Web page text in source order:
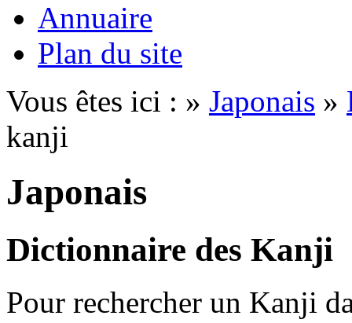
Annuaire
Plan du site
Vous êtes ici : » Japonais »
kanji
Japonais
Dictionnaire des Kanji
Pour rechercher un Kanji